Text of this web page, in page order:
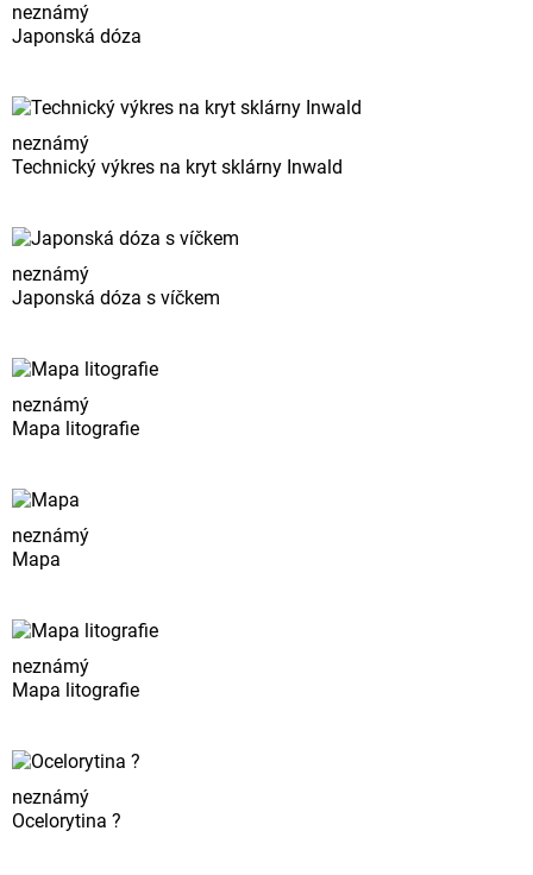
neznámý
Japonská dóza
neznámý
Technický výkres na kryt sklárny Inwald
neznámý
Japonská dóza s víčkem
neznámý
Mapa litografie
neznámý
Mapa
neznámý
Mapa litografie
neznámý
Ocelorytina ?